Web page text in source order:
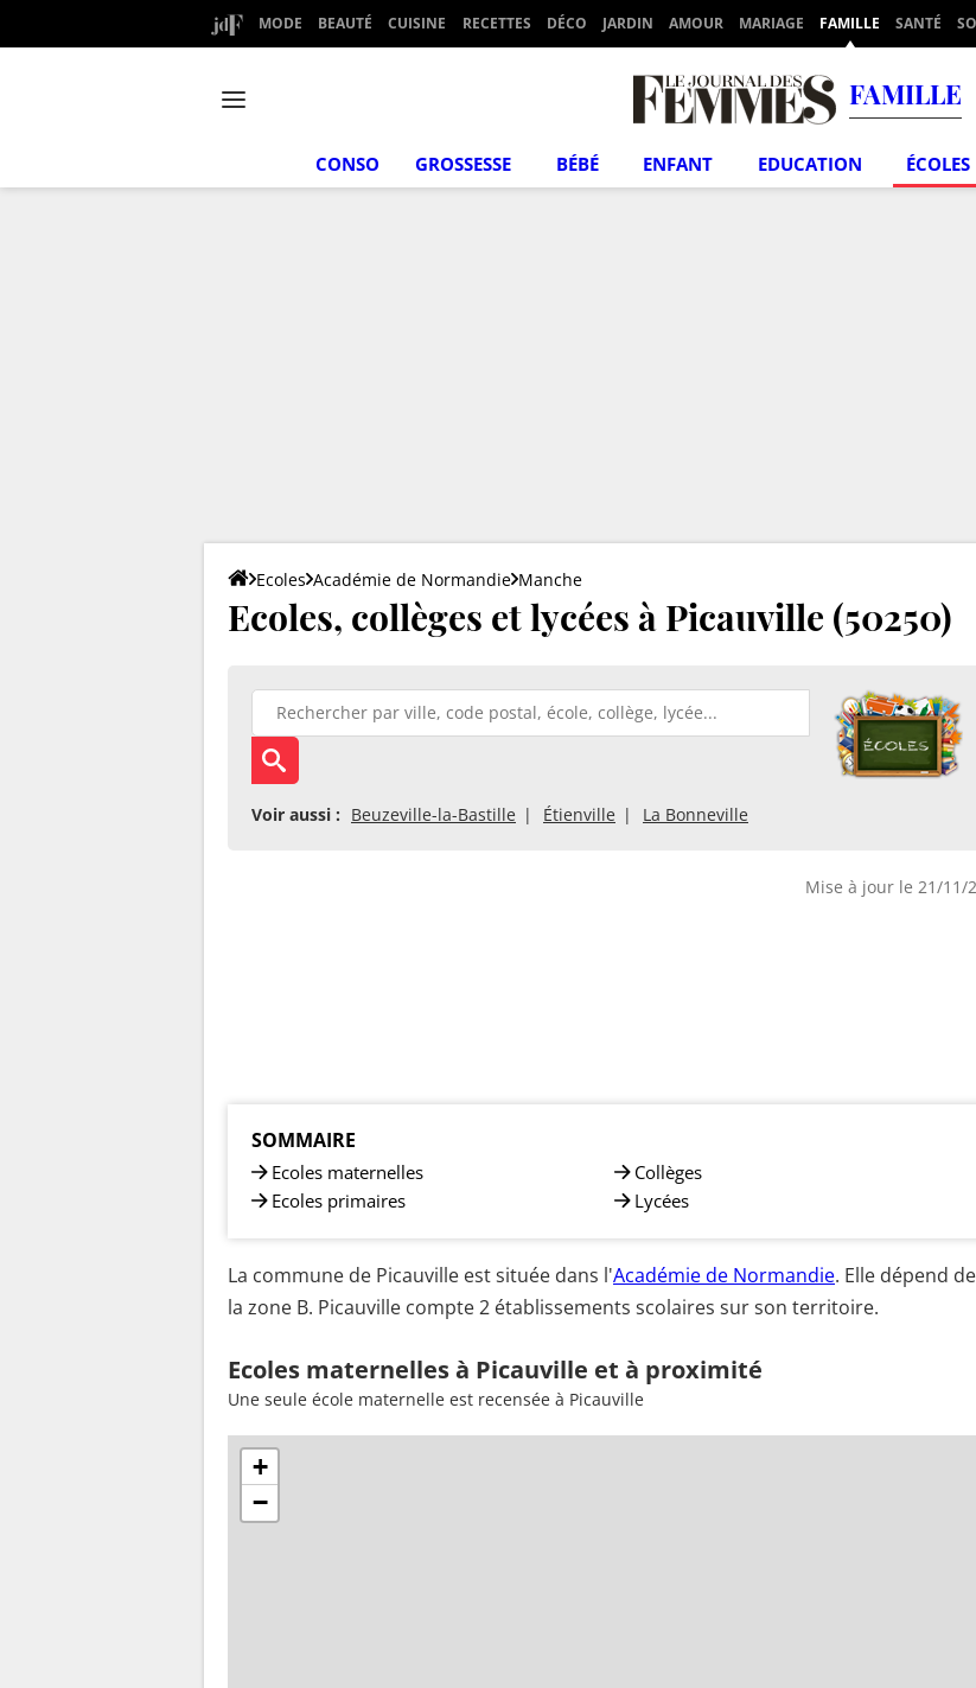
MODE BEAUTÉ CUISINE RECETTES DÉCO JARDIN AMOUR MARIAGE FAMILLE SANTÉ
FAMILLE
CONSO GROSSESSE BÉBÉ ENFANT EDUCATION ÉCOLES
Ecoles Académie de Normandie Manche
Ecoles, collèges et lycées à Picauville (50250)
Voir aussi : Beuzeville-la-Bastille Étienville La Bonneville
Mise à jour le 21/11/
SOMMAIRE
Ecoles maternelles
Ecoles primaires
Collèges
Lycées
La commune de Picauville est située dans l'Académie de Normandie. Elle dépend de
la zone B. Picauville compte 2 établissements scolaires sur son territoire.
Ecoles maternelles à Picauville et à proximité
Une seule école maternelle est recensée à Picauville
+
−